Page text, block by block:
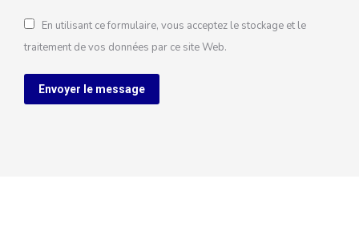
En utilisant ce formulaire, vous acceptez le stockage et le
traitement de vos données par ce site Web.
Envoyer le message